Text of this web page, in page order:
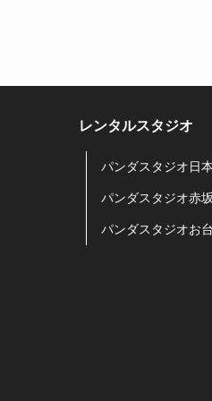
レンタルスタジオ
パンダスタジオ日本
パンダスタジオ赤坂
パンダスタジオお